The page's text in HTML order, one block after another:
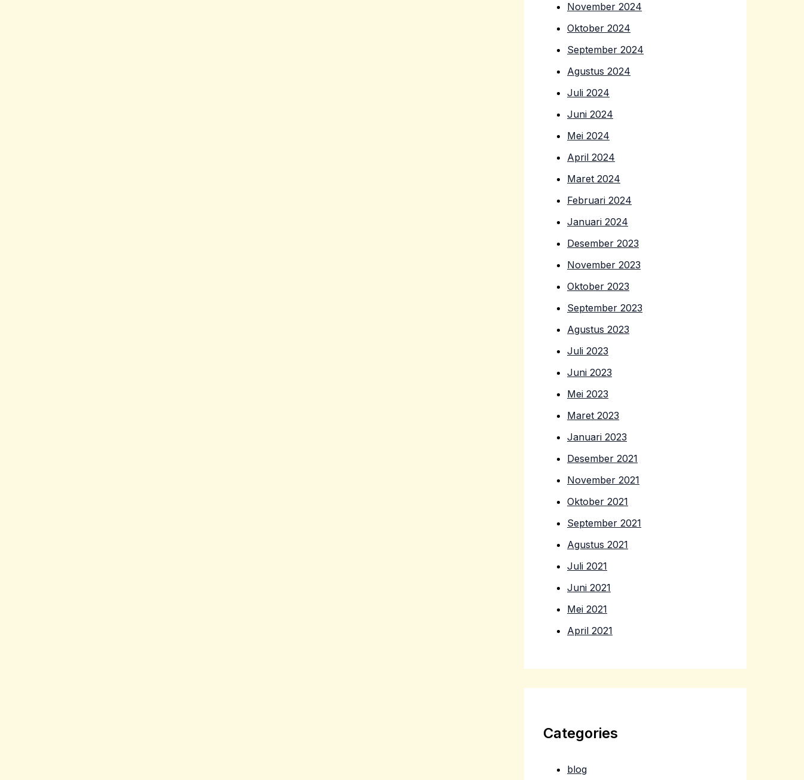
November 2024
Oktober 2024
September 2024
Agustus 2024
Juli 2024
Juni 2024
Mei 2024
April 2024
Maret 2024
Februari 2024
Januari 2024
Desember 2023
November 2023
Oktober 2023
September 2023
Agustus 2023
Juli 2023
Juni 2023
Mei 2023
Maret 2023
Januari 2023
Desember 2021
November 2021
Oktober 2021
September 2021
Agustus 2021
Juli 2021
Juni 2021
Mei 2021
April 2021
Categories
blog